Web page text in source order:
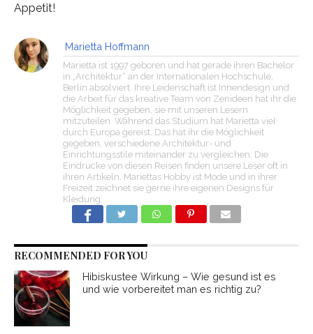
Appetit!
Marietta Hoffmann
Marietta ist 1997 geboren und hat gerade ihren Bachelor
in „Architektur“ an der Internationalen Hochschule,
Berlin absolviert. Ihre Leidenschaft ist Innendesign und
die Arbeit für das kreative Team von Zenideen hat ihr die
Möglichkeit gegeben, sie mit unseren Lesern
mitzuteilen. Während das Studium hat Marietta viel
durch Europa gereist. Das hat ihr die Möglichkeit
gegeben, verschiedene Architektur- und
Einrichtungsstile miteinander zu vergleichen. Die
Eindrücke von diesen Reisen finden unsere Leser oft in
ihren Artikeln. Mariettas Hobby ist Mode und in ihrer
Freizeit zeichnet sie gerne ihre eigenen Designs für
Kleidung.
RECOMMENDED FOR YOU
Hibiskustee Wirkung – Wie gesund ist es
und wie vorbereitet man es richtig zu?